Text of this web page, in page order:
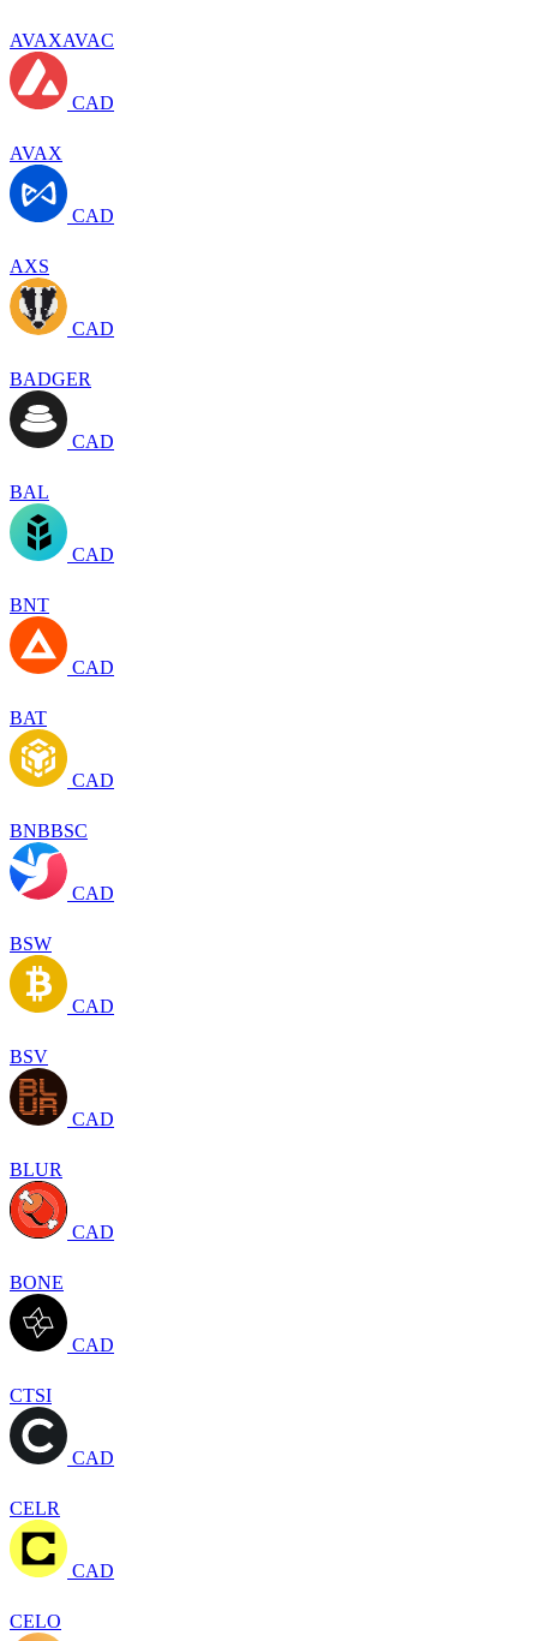
AVAXAVAC
CAD
AVAX
CAD
AXS
CAD
BADGER
CAD
BAL
CAD
BNT
CAD
BAT
CAD
BNBBSC
CAD
BSW
CAD
BSV
CAD
BLUR
CAD
BONE
CAD
CTSI
CAD
CELR
CAD
CELO